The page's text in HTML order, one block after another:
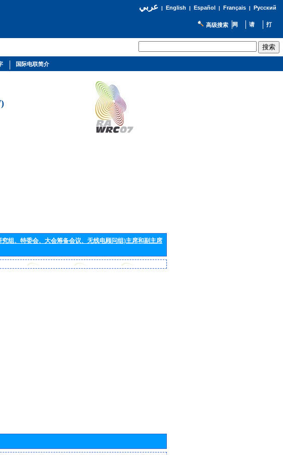
عربي| English | Español | Français| Русский
高级搜索
组、特委会、大会筹备会议、无线电顾问组)主席和副主席
国际电联简介